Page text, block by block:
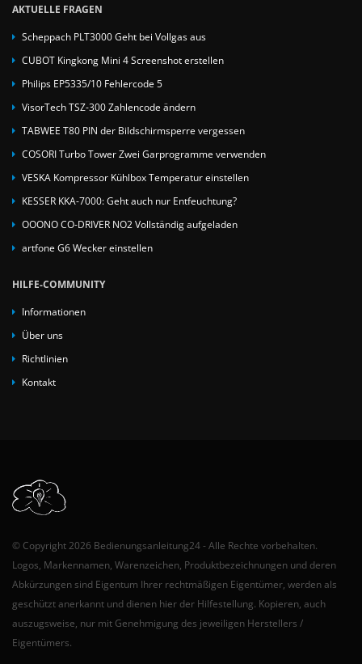
AKTUELLE FRAGEN
Scheppach PLT3000 Geht bei Vollgas aus
CUBOT Kingkong Mini 4 Screenshot erstellen
Philips EP5335/10 Fehlercode 5
VisorTech TSZ-300 Zahlencode ändern
TABWEE T80 PIN der Bildschirmsperre vergessen
COSORI Turbo Tower Zwei Garprogramme verwenden
VESKA Kompressor Kühlbox Temperatur einstellen
KESSER KKA-7000: Geht auch nur Entfeuchtung?
OOONO CO-DRIVER NO2 Vollständig aufgeladen
artfone G6 Wecker einstellen
HILFE-COMMUNITY
Informationen
Über uns
Richtlinien
Kontakt
© Copyright 2026 Bedienungsanleitung24 - Alle Rechte vorbehalten.
Logos, Markennamen, Warenzeichen, Produktbezeichnungen und deren
Abkürzungen sind Eigentum Ihrer rechtmäßigen Eigentümer, werden als
geschützt anerkannt und dienen hier der Hilfestellung. Kopieren, auch
auszugsweise, nur mit Genehmigung des jeweiligen Herstellers /
Eigentümers.